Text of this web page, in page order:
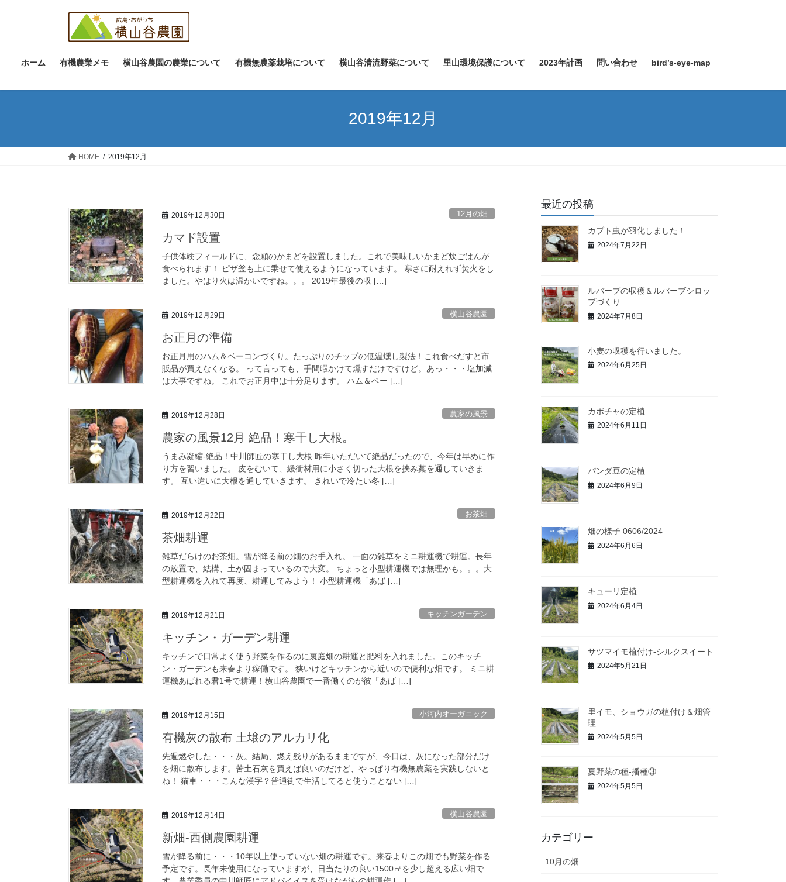
ス
ン
ホーム 有機農業メモ 横山谷農園の農業について 有機無農薬栽培について 横山谷清流野菜について 里山環境保護について 2023年計画 問い合わせ bird’s-eye-map
2019年12月
HOME 2019年12月
2019年12月30日 12月の畑
カマド設置
子供体験フィールドに、念願のかまどを設置しました。これで美味しいかまど炊ごはんが
食べられます！ ピザ釜も上に乗せて使えるようになっています。 寒さに耐えれず焚火をし
ました。やはり火は温かいですね。。。 2019年最後の収 […]
2019年12月29日 横山谷農園
お正月の準備
お正月用のハム＆ベーコンづくり。たっぷりのチップの低温燻し製法！これ食べだすと市
販品が買えなくなる。 って言っても、手間暇かけて燻すだけですけど。あっ・・・塩加減
は大事ですね。 これでお正月中は十分足ります。 ハム＆ベー […]
2019年12月28日 農家の風景
農家の風景12月 絶品！寒干し大根。
うまみ凝縮‐絶品！中川師匠の寒干し大根 昨年いただいて絶品だったので、今年は早めに作
り方を習いました。 皮をむいて、緩衝材用に小さく切った大根を挟み藁を通していきま
す。 互い違いに大根を通していきます。 きれいで冷たい冬 […]
2019年12月22日 お茶畑
茶畑耕運
雑草だらけのお茶畑。雪が降る前の畑のお手入れ。 一面の雑草をミニ耕運機で耕運。長年
の放置で、結構、土が固まっているので大変。 ちょっと小型耕運機では無理かも。。。大
型耕運機を入れて再度、耕運してみよう！ 小型耕運機「あば […]
2019年12月21日 キッチンガーデン
キッチン・ガーデン耕運
キッチンで日常よく使う野菜を作るのに裏庭畑の耕運と肥料を入れました。このキッチ
ン・ガーデンも来春より稼働です。 狭いけどキッチンから近いので便利な畑です。 ミニ耕
運機あばれる君1号で耕運！横山谷農園で一番働くのが彼「あば […]
2019年12月15日 小河内オーガニック
有機灰の散布 土壌のアルカリ化
先週燃やした・・・灰。結局、燃え残りがあるままですが、今日は、灰になった部分だけ
を畑に散布します。苦土石灰を買えば良いのだけど、やっぱり有機無農薬を実践しないと
ね！ 猫車・・・こんな漢字？普通街で生活してると使うことない […]
2019年12月14日 横山谷農園
新畑-西側農園耕運
雪が降る前に・・・10年以上使っていない畑の耕運です。来春よりこの畑でも野菜を作る
予定です。長年未使用になっていますが、日当たりの良い1500㎡を少し超える広い畑で
最近の投稿
カブト虫が羽化しました！
2024年7月22日
ルバーブの収穫＆ルバーブシロッ
プづくり
2024年7月8日
小麦の収穫を行いました。
2024年6月25日
カボチャの定植
2024年6月11日
パンダ豆の定植
2024年6月9日
畑の様子 0606/2024
2024年6月6日
キューリ定植
2024年6月4日
サツマイモ植付け-シルクスイート
2024年5月21日
里イモ、ショウガの植付け＆畑管
理
2024年5月5日
夏野菜の種‐播種③
2024年5月5日
カテゴリー
10月の畑